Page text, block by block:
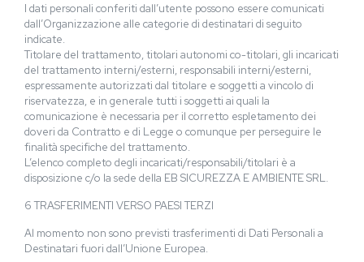
I dati personali conferiti dall’utente possono essere comunicati
dall’Organizzazione alle categorie di destinatari di seguito
indicate.
Titolare del trattamento, titolari autonomi co-titolari, gli incaricati
del trattamento interni/esterni, responsabili interni/esterni,
espressamente autorizzati dal titolare e soggetti a vincolo di
riservatezza, e in generale tutti i soggetti ai quali la
comunicazione è necessaria per il corretto espletamento dei
doveri da Contratto e di Legge o comunque per perseguire le
finalità specifiche del trattamento.
L’elenco completo degli incaricati/responsabili/titolari è a
disposizione c/o la sede della EB SICUREZZA E AMBIENTE SRL.
6 TRASFERIMENTI VERSO PAESI TERZI
Al momento non sono previsti trasferimenti di Dati Personali a
Destinatari fuori dall’Unione Europea.